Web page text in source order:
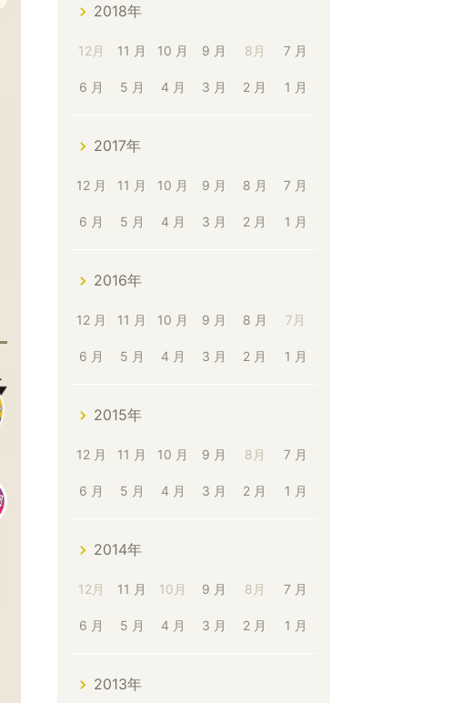
2018年
12月 11 月 10 月 9 月 8月 7 月
6 月 5 月 4 月 3 月 2 月 1 月
2017年
12 月 11 月 10 月 9 月 8 月 7 月
6 月 5 月 4 月 3 月 2 月 1 月
2016年
12 月 11 月 10 月 9 月 8 月 7月
6 月 5 月 4 月 3 月 2 月 1 月
2015年
12 月 11 月 10 月 9 月 8月 7 月
6 月 5 月 4 月 3 月 2 月 1 月
2014年
12月 11 月 10月 9 月 8月 7 月
6 月 5 月 4 月 3 月 2 月 1 月
2013年